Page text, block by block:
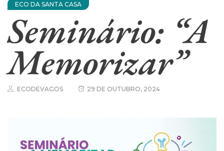
ECO DA SANTA CASA
Seminário: “A
Memorizar”
ECODEVAGOS 29 DE OUTUBRO, 2024